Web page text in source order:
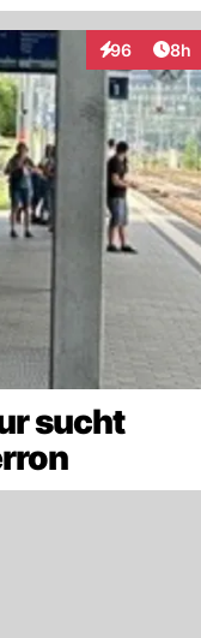
96
Interaktionen
8h
sucht